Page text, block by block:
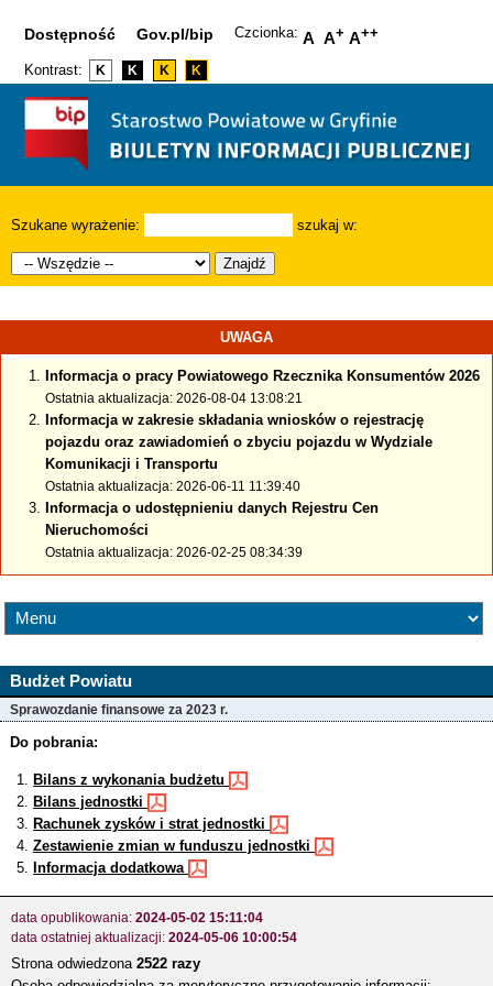
Dostępność Gov.pl/bip Czcionka: A A+ A++
Kontrast: K K K K
Szukane wyrażenie: szukaj w:
Znajdź
UWAGA
Informacja o pracy Powiatowego Rzecznika Konsumentów 2026
Ostatnia aktualizacja: 2026-08-04 13:08:21
Informacja w zakresie składania wniosków o rejestrację
pojazdu oraz zawiadomień o zbyciu pojazdu w Wydziale
Komunikacji i Transportu
Ostatnia aktualizacja: 2026-06-11 11:39:40
Informacja o udostępnieniu danych Rejestru Cen
Nieruchomości
Ostatnia aktualizacja: 2026-02-25 08:34:39
Budżet Powiatu
Sprawozdanie finansowe za 2023 r.
Do pobrania:
Bilans z wykonania budżetu
Bilans jednostki
Rachunek zysków i strat jednostki
Zestawienie zmian w funduszu jednostki
Informacja dodatkowa
data opublikowania: 2024-05-02 15:11:04
data ostatniej aktualizacji: 2024-05-06 10:00:54
Strona odwiedzona 2522 razy